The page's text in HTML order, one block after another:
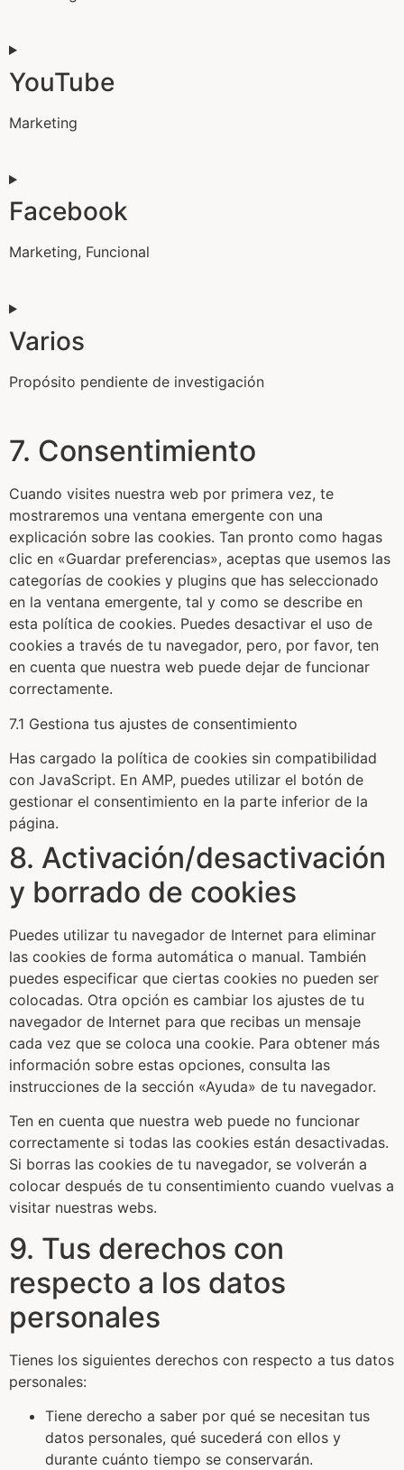
YouTube
Marketing
Facebook
Marketing, Funcional
Varios
Propósito pendiente de investigación
7. Consentimiento
Cuando visites nuestra web por primera vez, te
mostraremos una ventana emergente con una
explicación sobre las cookies. Tan pronto como hagas
clic en «Guardar preferencias», aceptas que usemos las
categorías de cookies y plugins que has seleccionado
en la ventana emergente, tal y como se describe en
esta política de cookies. Puedes desactivar el uso de
cookies a través de tu navegador, pero, por favor, ten
en cuenta que nuestra web puede dejar de funcionar
correctamente.
7.1 Gestiona tus ajustes de consentimiento
Has cargado la política de cookies sin compatibilidad
con JavaScript. En AMP, puedes utilizar el botón de
gestionar el consentimiento en la parte inferior de la
página.
8. Activación/desactivación
y borrado de cookies
Puedes utilizar tu navegador de Internet para eliminar
las cookies de forma automática o manual. También
puedes especificar que ciertas cookies no pueden ser
colocadas. Otra opción es cambiar los ajustes de tu
navegador de Internet para que recibas un mensaje
cada vez que se coloca una cookie. Para obtener más
información sobre estas opciones, consulta las
instrucciones de la sección «Ayuda» de tu navegador.
Ten en cuenta que nuestra web puede no funcionar
correctamente si todas las cookies están desactivadas.
Si borras las cookies de tu navegador, se volverán a
colocar después de tu consentimiento cuando vuelvas a
visitar nuestras webs.
9. Tus derechos con
respecto a los datos
personales
Tienes los siguientes derechos con respecto a tus datos
personales:
Tiene derecho a saber por qué se necesitan tus
datos personales, qué sucederá con ellos y
durante cuánto tiempo se conservarán.